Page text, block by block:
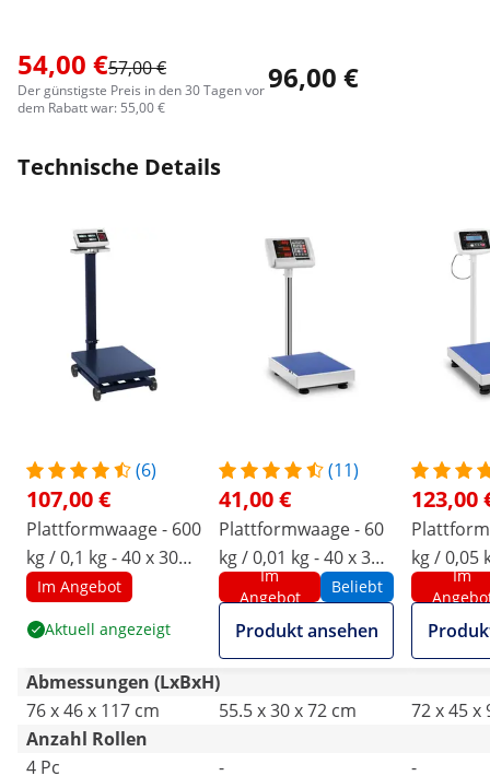
54,00 €57,00 €
Der günstigste Preis in den 30 Tagen vor
dem Rabatt war: 55,00 €
96,00 €
Technische Details
(6)
107,00 €
Plattformwaage - 600
kg / 0,1 kg - 40 x 30
cm - rollbar - LCD
Im Angebot
Aktuell angezeigt
(11)
41,00 €
Plattformwaage - 60
kg / 0,01 kg - 40 x 30
cm - LED
Im
Angebot
Beliebt
Produkt ansehen
123,00
kg / 0,05
cm - LCD
Im
Abmessungen (LxBxH)
76 x 46 x 117 cm
55.5 x 30 x 72 cm
72 x 45 x
Anzahl Rollen
4 Pc
- -